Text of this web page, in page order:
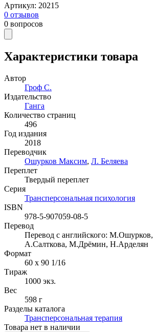
Артикул: 20215
0 отзывов
0 вопросов
Характеристики товара
Автор
Гроф С.
Издательство
Ганга
Количество страниц
496
Год издания
2018
Переводчик
Ошурков Максим, Л. Беляева
Переплет
Твердый переплет
Серия
Трансперсональная психология
ISBN
978-5-907059-08-5
Перевод
Перевод с английского: М.Ошурков,
А.Салткова, М.Дрёмин, Н.Арделян
Формат
60 x 90 1/16
Тираж
1000 экз.
Вес
598 г
Разделы каталога
Трансперсональная терапия
Товара нет в наличии